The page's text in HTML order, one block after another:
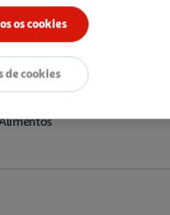
os cookies
de cookies